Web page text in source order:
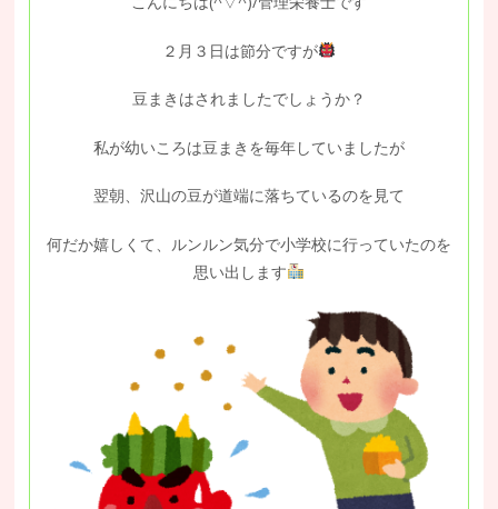
２月３日は節分ですが
豆まきはされましたでしょうか？
私が幼いころは豆まきを毎年していましたが
翌朝、沢山の豆が道端に落ちているのを見て
何だか嬉しくて、ルンルン気分で小学校に行っていたのを
思い出します